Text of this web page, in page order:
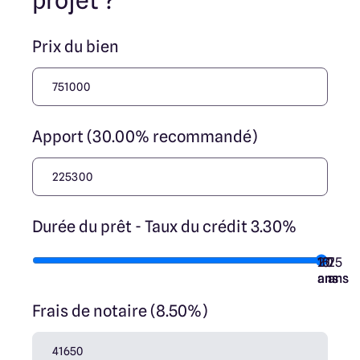
Prix du bien
Apport (30.00% recommandé)
Durée du prêt - Taux du crédit 3.30%
7
ans
10
ans
15
ans
20
ans
25
ans
Frais de notaire (8.50%)